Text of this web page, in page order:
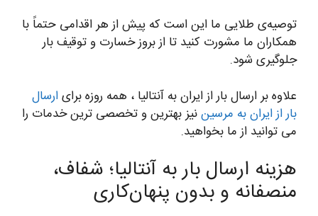
توصیه‌ی طلایی ما این است که پیش از هر اقدامی حتماً با
همکاران ما مشورت کنید تا از بروز خسارت و توقیف بار
جلوگیری شود.
علاوه بر ارسال بار از ایران به آنتالیا ، همه روزه برایارسال
بار از ایران به مرسیننیز بهترین و تخصصی ترین خدمات را
می توانید از ما بخواهید.
هزینه ارسال بار به آنتالیا؛ شفاف،
منصفانه و بدون پنهان‌کاری